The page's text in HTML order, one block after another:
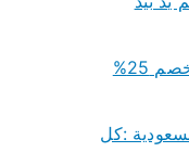
25%
:كل